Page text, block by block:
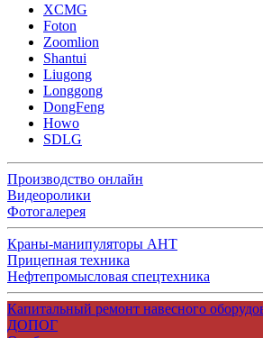
XCMG
Foton
Zoomlion
Shantui
Liugong
Longgong
DongFeng
Howo
SDLG
Производство онлайн
Видеоролики
Фотогалерея
Краны-манипуляторы АНТ
Прицепная техника
Нефтепромысловая спецтехника
Капитальный ремонт навесного
ДОПОГ